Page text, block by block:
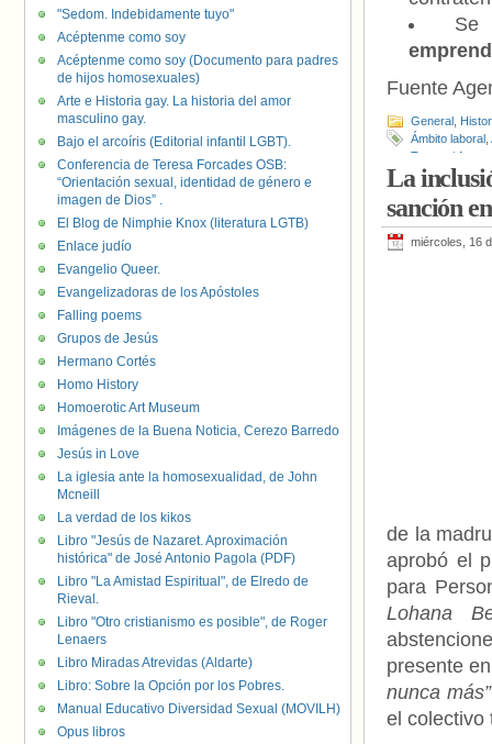
Se
Fuente
General
Ámbito laboral
Travesti
Lucha,
Liga LGBTIQ+
trans,Thiago
La
sanción
miércoles, 16
de la
aprobó el
para
Lohana
presente
nunca más”
el colectivo
"Sedom. Indebidamente tuyo"
Acéptenme como soy
Acéptenme como soy (Documento para padres
de hijos homosexuales)
Arte e Historia gay. La historia del amor
masculino gay.
Bajo el arcoíris (Editorial infantil LGBT).
Conferencia de Teresa Forcades OSB:
“Orientación sexual, identidad de género e
imagen de Dios” .
El Blog de Nimphie Knox (literatura LGTB)
Enlace judío
Evangelio Queer.
Evangelizadoras de los Apóstoles
Falling poems
Grupos de Jesús
Hermano Cortés
Homo History
Homoerotic Art Museum
Imágenes de la Buena Noticia, Cerezo Barredo
Jesús in Love
La iglesia ante la homosexualidad, de John
Mcneill
La verdad de los kikos
Libro "Jesús de Nazaret. Aproximación
histórica" de José Antonio Pagola (PDF)
Libro "La Amistad Espiritual", de Elredo de
Rieval.
Libro "Otro cristianismo es posible", de Roger
Lenaers
Libro Miradas Atrevidas (Aldarte)
Libro: Sobre la Opción por los Pobres.
Manual Educativo Diversidad Sexual (MOVILH)
Opus libros